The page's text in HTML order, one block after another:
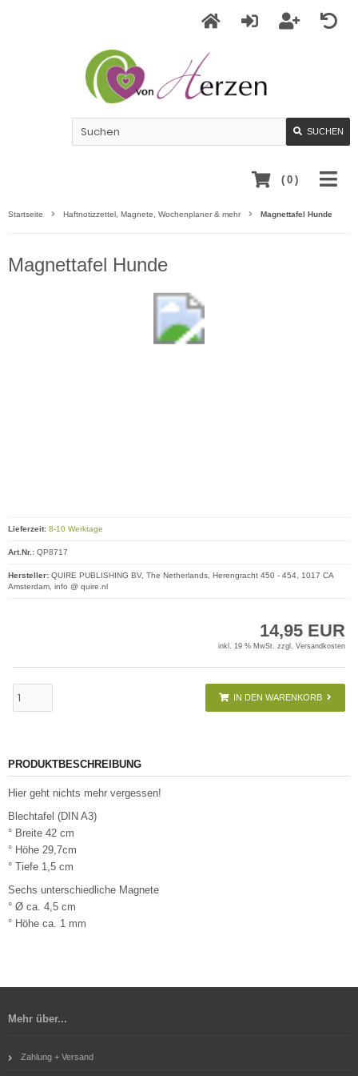
SUCHEN
( 0 )
Startseite Haftnotizzettel, Magnete, Wochenplaner & mehr Magnettafel Hunde
Magnettafel Hunde
14,95 EUR
inkl. 19 % MwSt. zzgl. Versandkosten
IN DEN WARENKORB
Lieferzeit: 8-10 Werktage
Art.Nr.: QP8717
Hersteller: QUIRE PUBLISHING BV, The Netherlands, Herengracht 450 - 454, 1017 CA
Amsterdam, info @ quire.nl
PRODUKTBESCHREIBUNG
Hier geht nichts mehr vergessen!
Blechtafel (DIN A3)
° Breite 42 cm
° Höhe 29,7cm
° Tiefe 1,5 cm
Sechs unterschiedliche Magnete
° Ø ca. 4,5 cm
° Höhe ca. 1 mm
Mehr über...
Zahlung + Versand